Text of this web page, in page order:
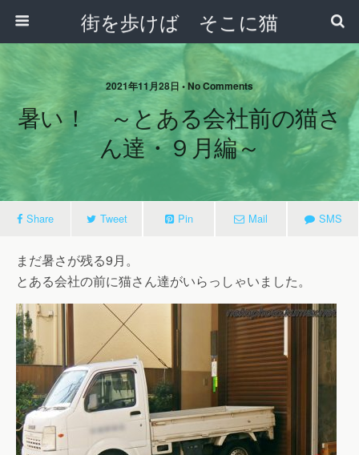
街を歩けば そこに猫
2021年11月28日 • No Comments
暑い！ ～とある会社前の猫さ
ん達・９月編～
Share Tweet Pin Mail SMS
まだ暑さが残る9月。
とある会社の前に猫さん達がいらっしゃいました。